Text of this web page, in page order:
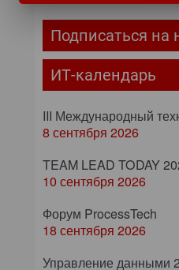
Подписаться на
ИТ-календарь
III Международный
8 сентября 2026
TEAM LEAD TODAY
10 сентября 2026
Форум ProcessTech
18 сентября 2026
Управление данными